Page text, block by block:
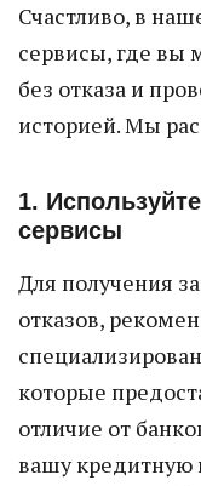
Счастливо, в
сервисы, где вы
без отказа и
историей. Мы
1.
сервисы
Для получения
отказов,
которые
отличие от
вашу кредитную